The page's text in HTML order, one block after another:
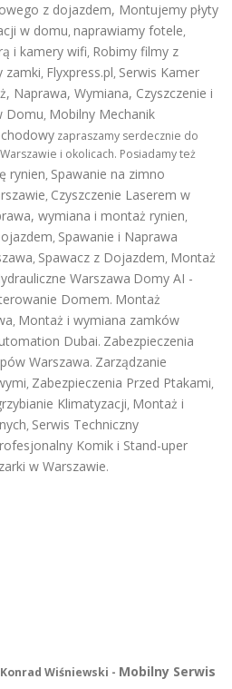
z dojazdem, Montujemy płyty
w domu, naprawiamy fotele,
i kamery wifi, Robimy filmy z
zamki, Flyxpress.pl, Serwis Kamer
Naprawa, Wymiana, Czyszczenie i
Domu, Mobilny Mechanik
zapraszamy serdecznie do
i okolicach. Posiadamy też
rynien, Spawanie na zimno
, Czyszczenie Laserem w
wymiana i montaż rynien,
, Spawanie i Naprawa
, Spawacz z Dojazdem, Montaż
Warszawa Domy AI -
Domem. Montaż
, Montaż i wymiana zamków
Dubai. Zabezpieczenia
Warszawa. Zarządzanie
, Zabezpieczenia Przed Ptakami,
Klimatyzacji, Montaż i
, Serwis Techniczny
Komik i Stand-uper
w Warszawie.
Konrad Wiśniewski - Mobilny Serwis